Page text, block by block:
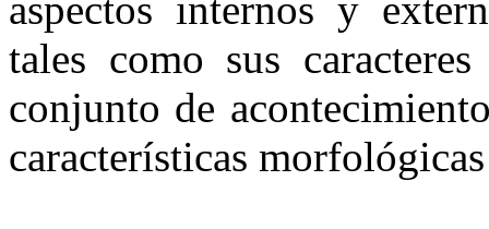
tales como sus
conjunto de
características